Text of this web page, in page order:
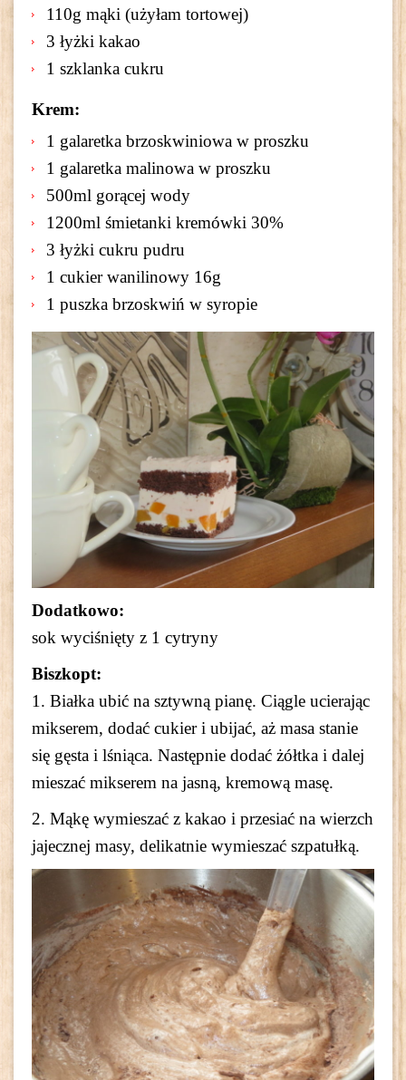
110g mąki (użyłam tortowej)
3 łyżki kakao
1 szklanka cukru
Krem:
1 galaretka brzoskwiniowa w proszku
1 galaretka malinowa w proszku
500ml gorącej wody
1200ml śmietanki kremówki 30%
3 łyżki cukru pudru
1 cukier wanilinowy 16g
1 puszka brzoskwiń w syropie
Dodatkowo:
sok wyciśnięty z 1 cytryny
Biszkopt:
1. Białka ubić na sztywną pianę. Ciągle ucierając
mikserem, dodać cukier i ubijać, aż masa stanie
się gęsta i lśniąca. Następnie dodać żółtka i dalej
mieszać mikserem na jasną, kremową masę.
2. Mąkę wymieszać z kakao i przesiać na wierzch
jajecznej masy, delikatnie wymieszać szpatułką.